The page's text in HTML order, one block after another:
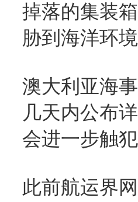
掉落的集装
胁到海洋环
澳大利亚海
几天内公布
会进一步触
此前航运界